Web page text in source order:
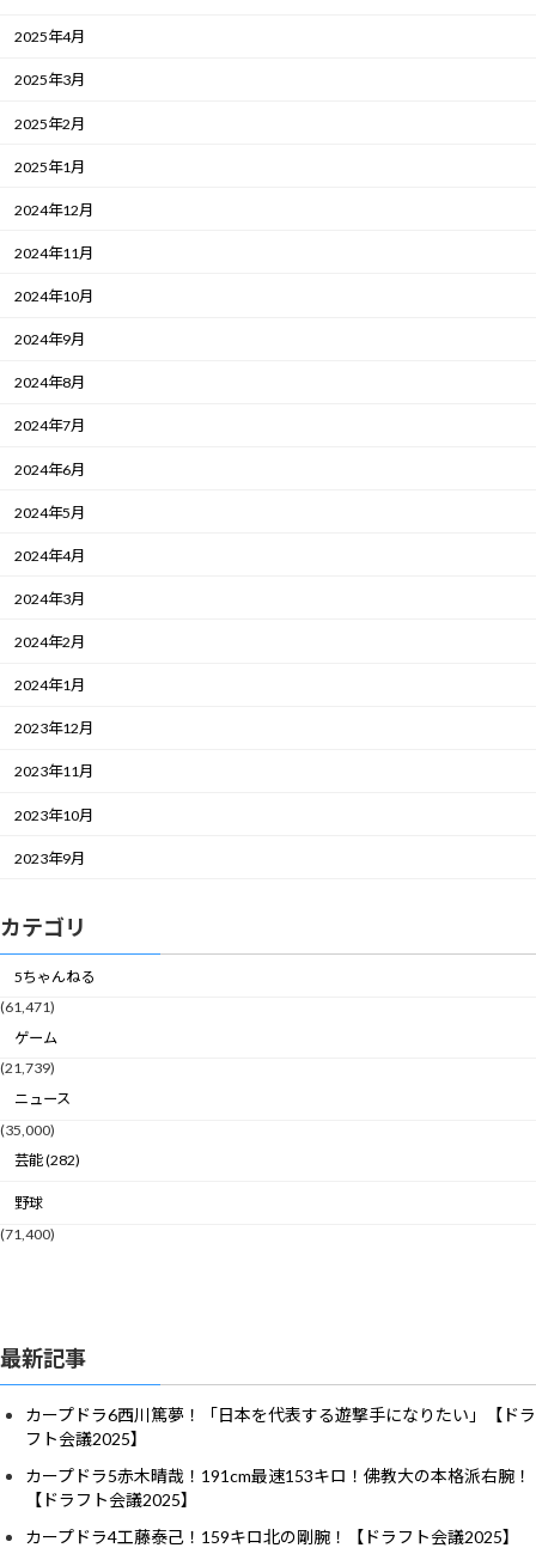
2025年4月
2025年3月
2025年2月
2025年1月
2024年12月
2024年11月
2024年10月
2024年9月
2024年8月
2024年7月
2024年6月
2024年5月
2024年4月
2024年3月
2024年2月
2024年1月
2023年12月
2023年11月
2023年10月
2023年9月
カテゴリ
5ちゃんねる
(61,471)
ゲーム
(21,739)
ニュース
(35,000)
芸能 (282)
野球
(71,400)
最新記事
カープドラ6西川篤夢！「日本を代表する遊撃手になりたい」【ドラ
フト会議2025】
カープドラ5赤木晴哉！191cm最速153キロ！佛教大の本格派右腕！
【ドラフト会議2025】
カープドラ4工藤泰己！159キロ北の剛腕！【ドラフト会議2025】